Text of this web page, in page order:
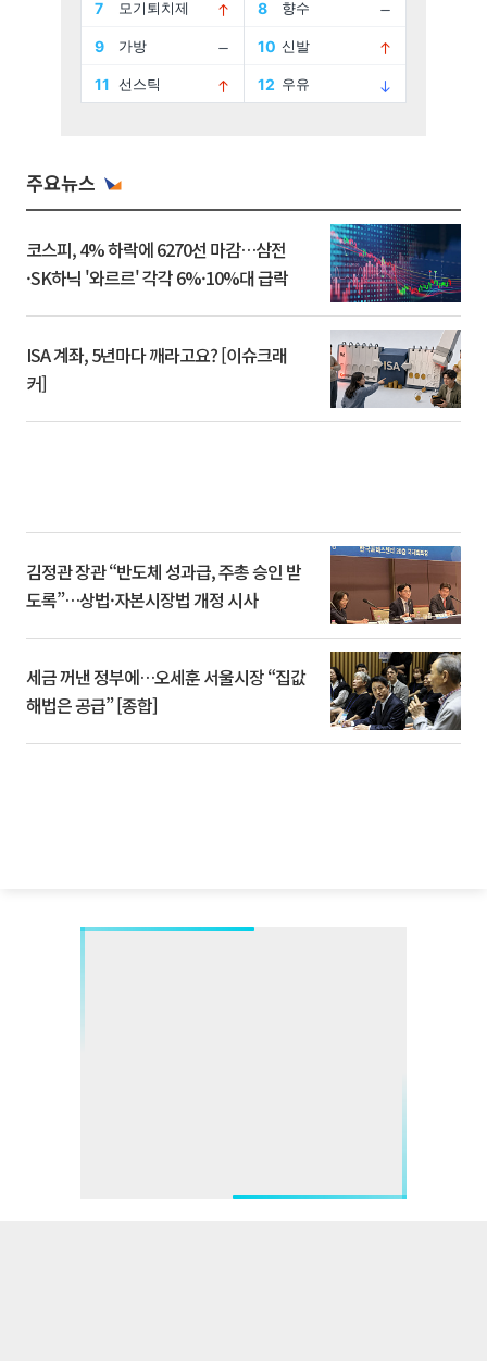
주요뉴스
코스피, 4% 하락에 6270선 마감…삼전
·SK하닉 '와르르' 각각 6%·10%대 급락
ISA 계좌, 5년마다 깨라고요? [이슈크래
커]
김정관 장관 “반도체 성과급, 주총 승인 받
도록”…상법·자본시장법 개정 시사
세금 꺼낸 정부에…오세훈 서울시장 “집값
해법은 공급” [종합]